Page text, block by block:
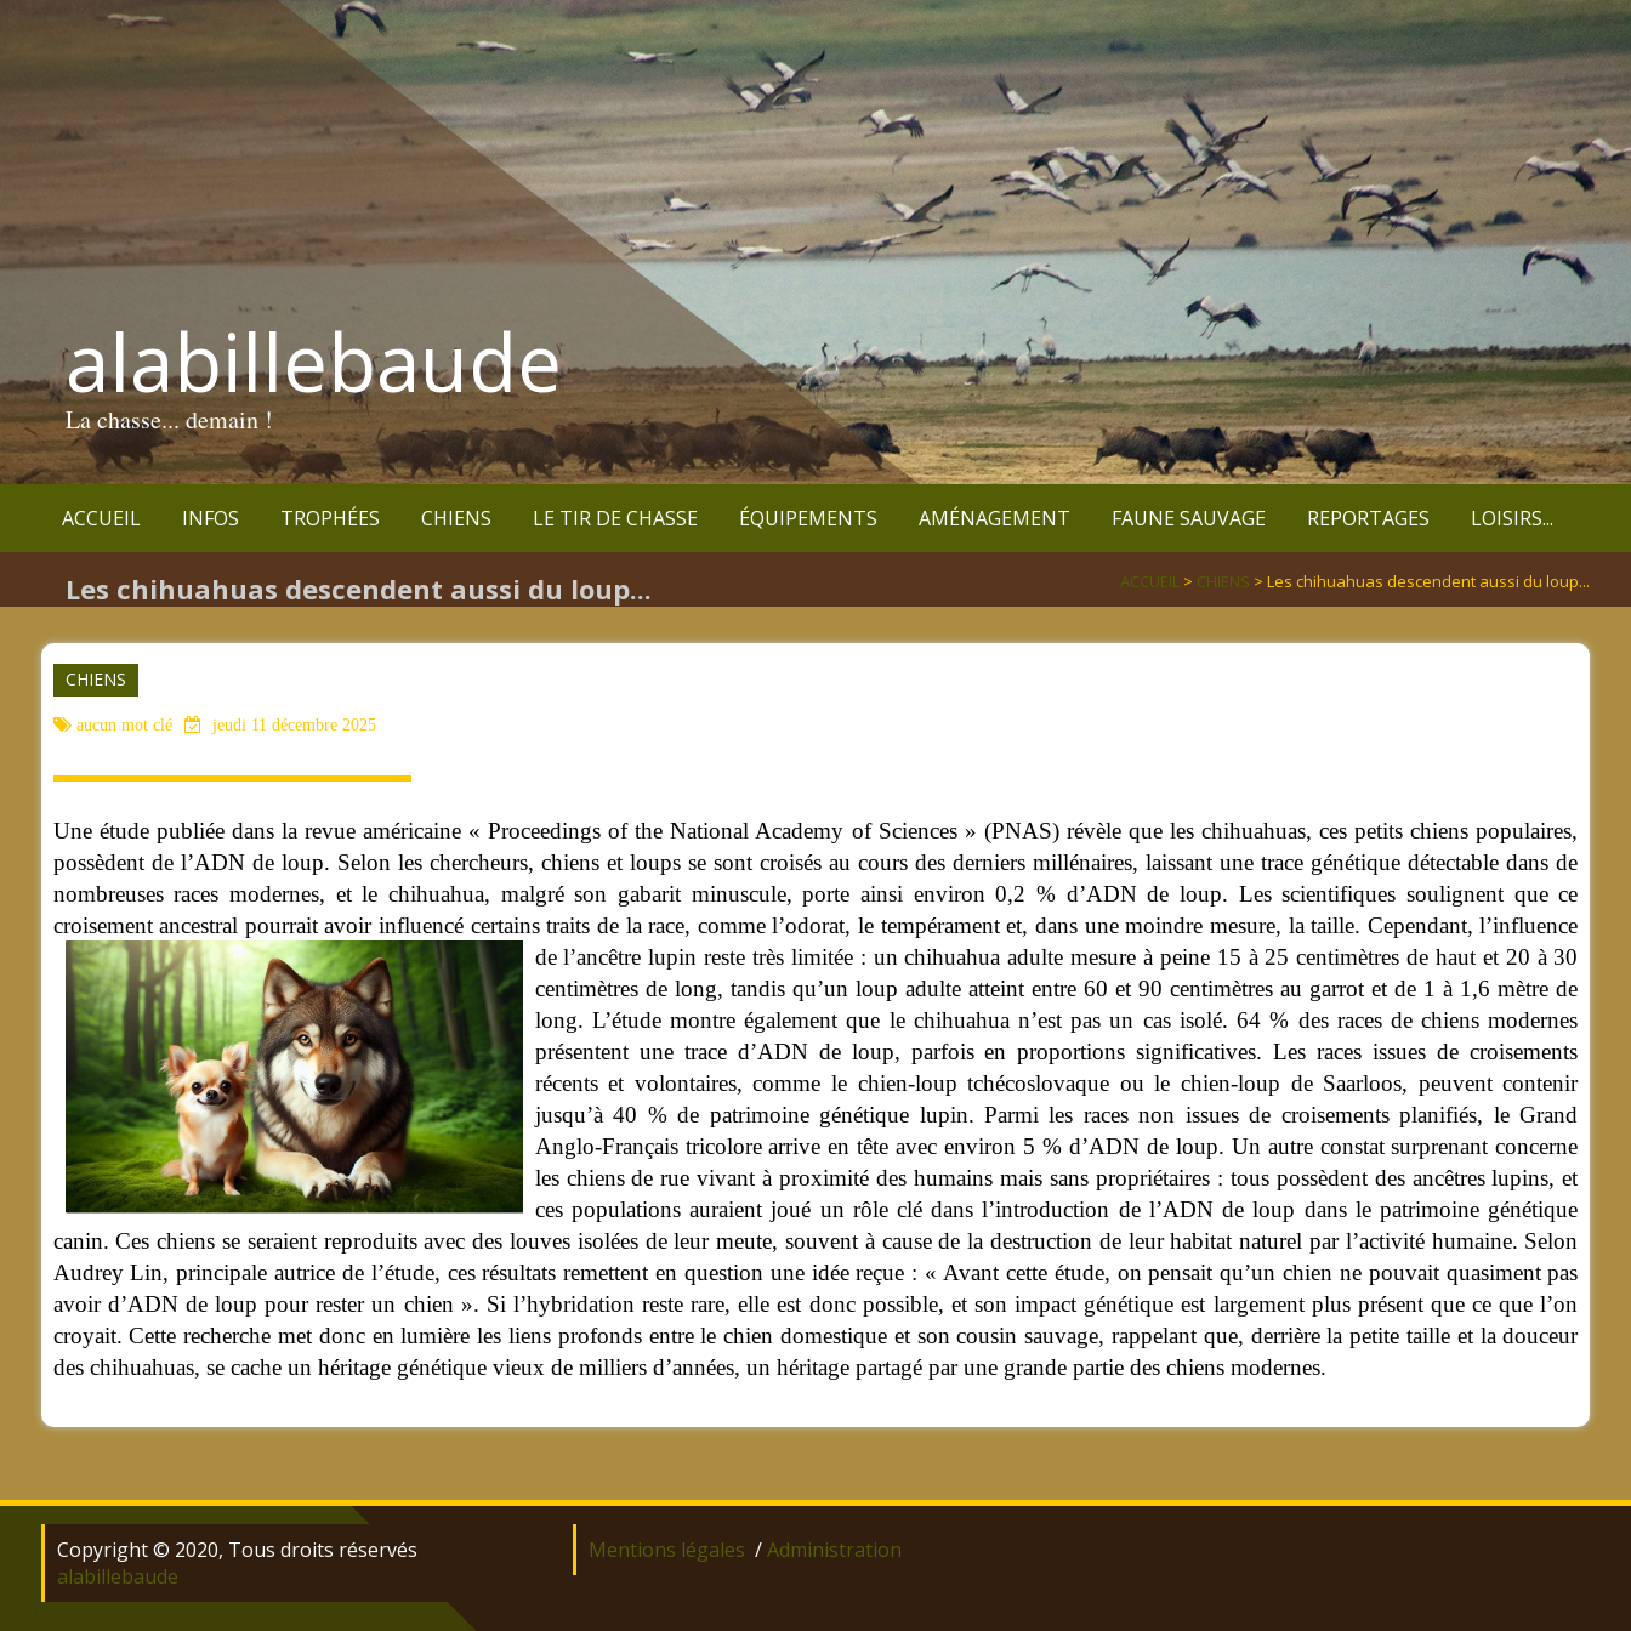
alabillebaude
La chasse... demain !
ACCUEIL INFOS TROPHÉES CHIENS LE TIR DE CHASSE ÉQUIPEMENTS AMÉNAGEMENT FAUNE SAUVAGE REPORTAGES LOISIRS...
Les chihuahuas descendent aussi du loup... ACCUEIL > CHIENS > Les chihuahuas descendent aussi du loup...
CHIENS
aucun mot clé jeudi 11 décembre 2025
Une étude publiée dans la revue américaine « Proceedings of the National Academy of Sciences » (PNAS) révèle que les chihuahuas, ces petits chiens populaires,
possèdent de l’ADN de loup. Selon les chercheurs, chiens et loups se sont croisés au cours des derniers millénaires, laissant une trace génétique détectable dans de
nombreuses races modernes, et le chihuahua, malgré son gabarit minuscule, porte ainsi environ 0,2 % d’ADN de loup. Les scientifiques soulignent que ce
croisement ancestral pourrait avoir influencé certains traits de la race, comme l’odorat, le tempérament et, dans une moindre mesure, la taille. Cependant, l’influence
de l’ancêtre lupin reste très limitée : un chihuahua adulte mesure à peine 15 à 25 centimètres de haut et 20 à 30
centimètres de long, tandis qu’un loup adulte atteint entre 60 et 90 centimètres au garrot et de 1 à 1,6 mètre de
long. L’étude montre également que le chihuahua n’est pas un cas isolé. 64 % des races de chiens modernes
présentent une trace d’ADN de loup, parfois en proportions significatives. Les races issues de croisements
récents et volontaires, comme le chien-loup tchécoslovaque ou le chien-loup de Saarloos, peuvent contenir
jusqu’à 40 % de patrimoine génétique lupin. Parmi les races non issues de croisements planifiés, le Grand
Anglo-Français tricolore arrive en tête avec environ 5 % d’ADN de loup. Un autre constat surprenant concerne
les chiens de rue vivant à proximité des humains mais sans propriétaires : tous possèdent des ancêtres lupins, et
ces populations auraient joué un rôle clé dans l’introduction de l’ADN de loup dans le patrimoine génétique
canin. Ces chiens se seraient reproduits avec des louves isolées de leur meute, souvent à cause de la destruction de leur habitat naturel par l’activité humaine. Selon
Audrey Lin, principale autrice de l’étude, ces résultats remettent en question une idée reçue : « Avant cette étude, on pensait qu’un chien ne pouvait quasiment pas
avoir d’ADN de loup pour rester un chien ». Si l’hybridation reste rare, elle est donc possible, et son impact génétique est largement plus présent que ce que l’on
croyait. Cette recherche met donc en lumière les liens profonds entre le chien domestique et son cousin sauvage, rappelant que, derrière la petite taille et la douceur
des chihuahuas, se cache un héritage génétique vieux de milliers d’années, un héritage partagé par une grande partie des chiens modernes.
Copyright © 2020, Tous droits réservés
alabillebaude
Mentions légales /Administration